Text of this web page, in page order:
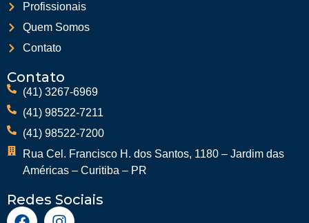
Profissionais
Quem Somos
Contato
Contato
(41) 3267-6969
(41) 98522-7211
(41) 98522-7200
Rua Cel. Francisco H. dos Santos, 1180 – Jardim das
Américas – Curitiba – PR
Redes Sociais